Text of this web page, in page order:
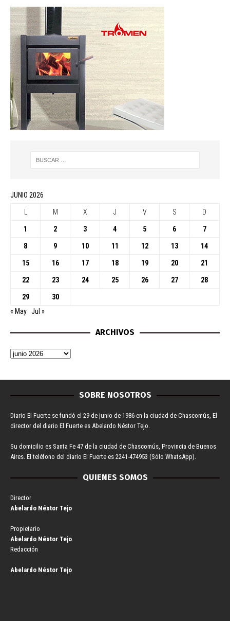
JUNIO 2026
M X J V S D
1 2 3 4 5 6 7
8 9 10 11 12 13 14
15 16 17 18 19 20 21
22 23 24 25 26 27 28
29
30
« May Jul »
ARCHIVOS
SOBRE NOSOTROS
Diario El Fuerte se fundó el 29 de junio de 1986 en la ciudad de Chascomús, El
director del diario El Fuerte es Abelardo Néstor Tejo.
Su domicilio es Santa Fe 47 de la ciudad de Chascomús, Provincia de Buenos
Aires. El teléfono del diario El Fuerte es 2241-474953 (Sólo WhatsApp).
QUIENES SOMOS
Director
Abelardo Néstor Tejo
Propietario
Abelardo Néstor Tejo
Redacción
Abelardo Néstor Tejo